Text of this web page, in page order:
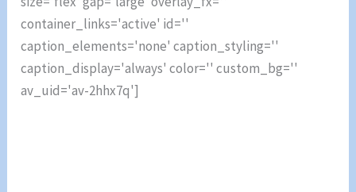
container_links='active' id=''
caption_elements='none' caption_styling=''
caption_display='always' color='' custom_bg=''
av_uid='av-2hhx7q']